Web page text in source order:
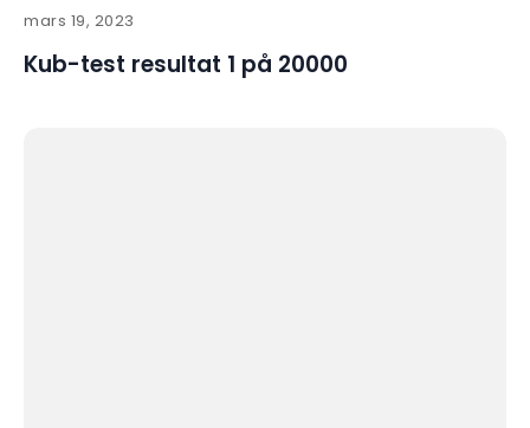
mars 19, 2023
Kub-test resultat 1 på 20000